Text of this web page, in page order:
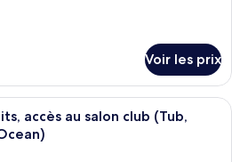
Voir les prix
Une chambre d’hôtel avec deux
accès au salon club (Tub,